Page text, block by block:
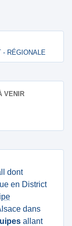
- RÉGIONALE
VENIR
dont
en District
dans
allant